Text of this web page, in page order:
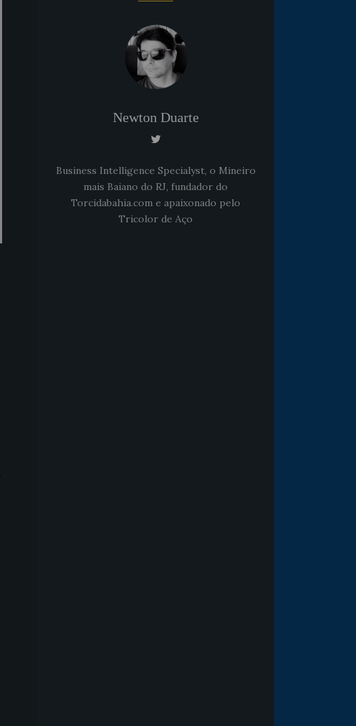
Newton Duarte
Business Intelligence Specialyst, o Mineiro
mais Baiano do RJ, fundador do
Torcidabahia.com e apaixonado pelo
Tricolor de Aço